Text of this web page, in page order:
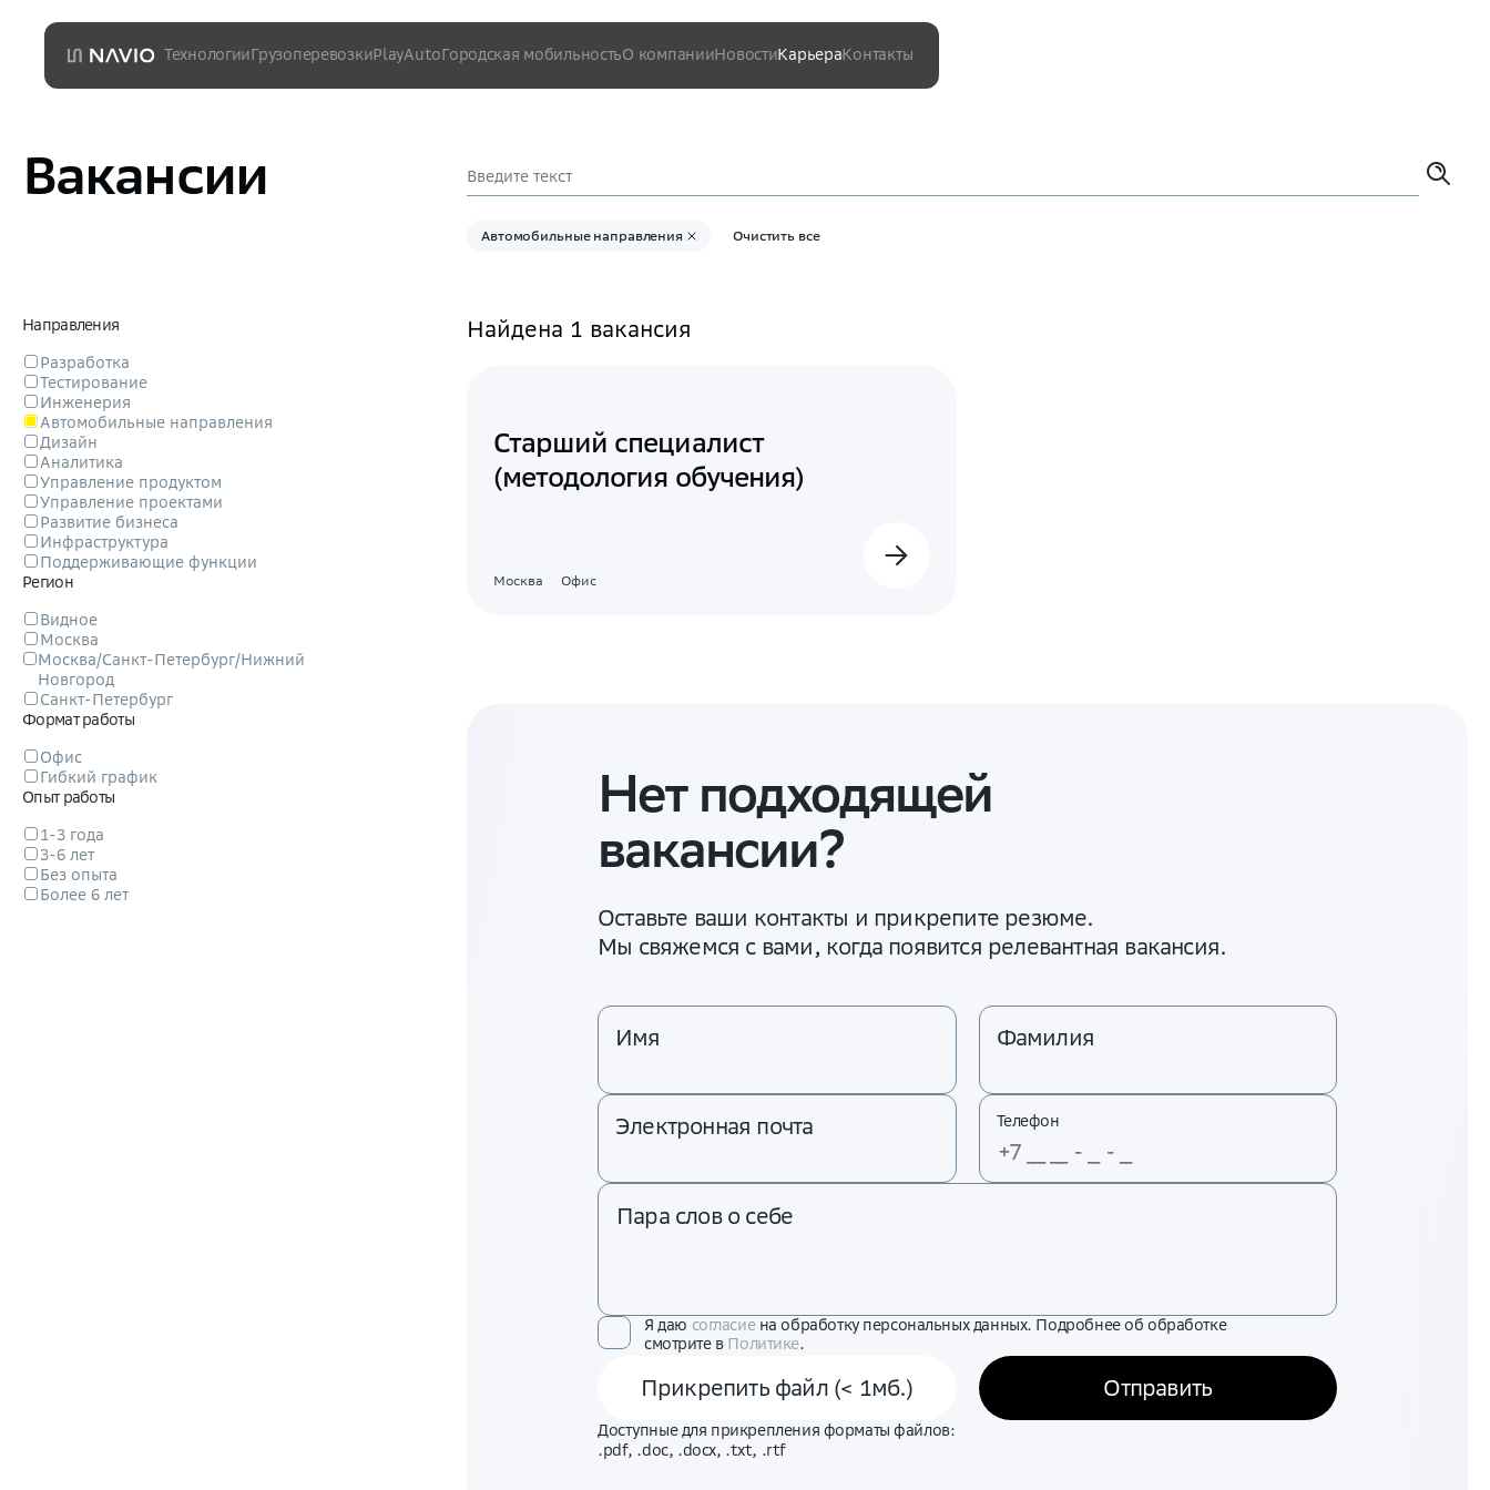
ТехнологииГрузоперевозки
Тягач L5
PlayAuto
Sync
Городская мобильность
Шаттл
О компанииНовостиКарьера
Вакансии
Контакты
Вакансии
Направления
Разработка
Тестирование
Инженерия
Автомобильные направления
Дизайн
Аналитика
Управление продуктом
Управление проектами
Развитие бизнеса
Инфраструктура
Поддерживающие функции
Регион
Видное
Москва
Москва/Санкт-Петербург/Нижний
Новгород
Санкт-Петербург
Формат работы
Офис
Гибкий график
Опыт работы
1-3 года
3-6 лет
Без опыта
Более 6 лет
Автомобильные направления Очистить все
Найдена 1 вакансия
Старший специалист
(методология обучения)
Москва Офис
Нет подходящей
вакансии?
Оставьте ваши контакты и прикрепите резюме.
Мы свяжемся с вами, когда появится релевантная вакансия.
Имя Фамилия
Электронная почта Телефон
Пара слов о себе
Я даю согласие на обработку персональных данных. Подробнее об обработке
смотрите в Политике.
Прикрепить файл (< 1мб.)
Доступные для прикрепления форматы файлов:
.pdf, .doc, .docx, .txt, .rtf
Отправить